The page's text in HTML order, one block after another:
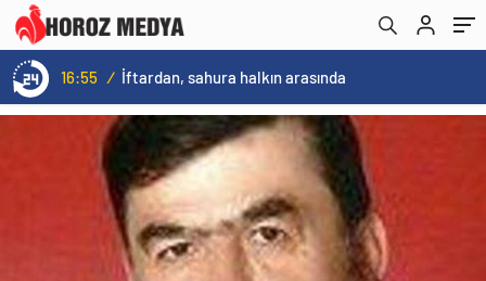
16:55 / İftardan, sahura halkın arasında